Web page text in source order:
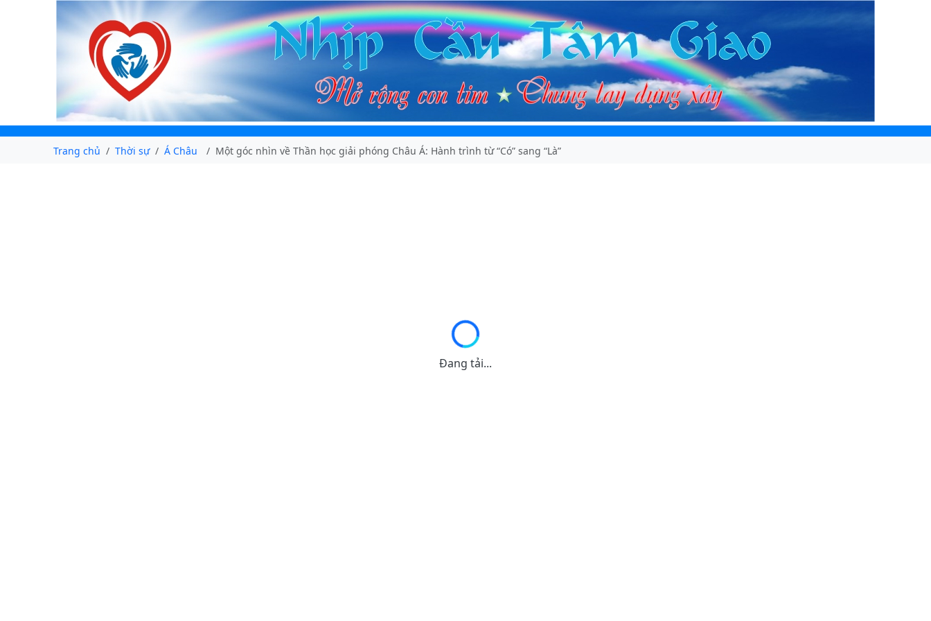
Trang chủ Thời sự Á Châu Một góc nhìn về Thần học giải phóng Châu Á: Hành trình từ “Có” sang “Là”
Đang tải...